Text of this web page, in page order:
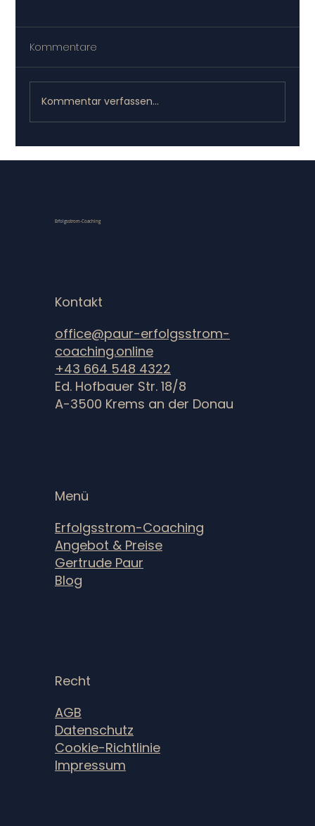
Kommentare
Kommentar verfassen...
Erfolgsstrom-Coaching
Kontakt
office@paur-erfolgsstrom-
coaching.online
+43 664 548 4322
Ed. Hofbauer Str. 18/8
A-3500 Krems an der Donau
Menü
Erfolgsstrom-Coaching
Angebot & Preise
Gertrude Paur
Blog
Recht
AGB
Datenschutz
Cookie-Richtlinie
Impressum